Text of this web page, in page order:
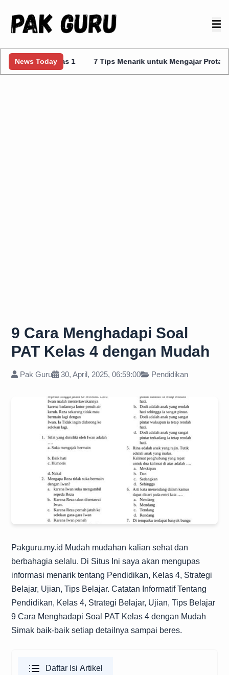
News Today
Kelas 1 7 Tips Menarik untuk Mengajar Prota Kurmer
9 Cara Menghadapi Soal
PAT Kelas 4 dengan Mudah
Pak Guru 30, April, 2025, 06:59:00 Pendidikan
Pakguru.my.id Mudah mudahan kalian sehat dan
berbahagia selalu. Di Situs Ini saya akan mengupas
informasi menarik tentang Pendidikan, Kelas 4, Strategi
Belajar, Ujian, Tips Belajar. Catatan Informatif Tentang
Pendidikan, Kelas 4, Strategi Belajar, Ujian, Tips Belajar
9 Cara Menghadapi Soal PAT Kelas 4 dengan Mudah
Simak baik-baik setiap detailnya sampai beres.
Daftar Isi Artikel